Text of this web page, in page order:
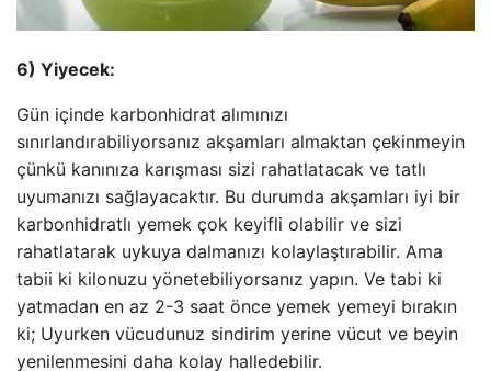
6) Yiyecek:
Gün içinde karbonhidrat alımınızı
sınırlandırabiliyorsanız akşamları almaktan çekinmeyin
çünkü kanınıza karışması sizi rahatlatacak ve tatlı
uyumanızı sağlayacaktır. Bu durumda akşamları iyi bir
karbonhidratlı yemek çok keyifli olabilir ve sizi
rahatlatarak uykuya dalmanızı kolaylaştırabilir. Ama
tabii ki kilonuzu yönetebiliyorsanız yapın. Ve tabi ki
yatmadan en az 2-3 saat önce yemek yemeyi bırakın
ki; Uyurken vücudunuz sindirim yerine vücut ve beyin
yenilenmesini daha kolay halledebilir.